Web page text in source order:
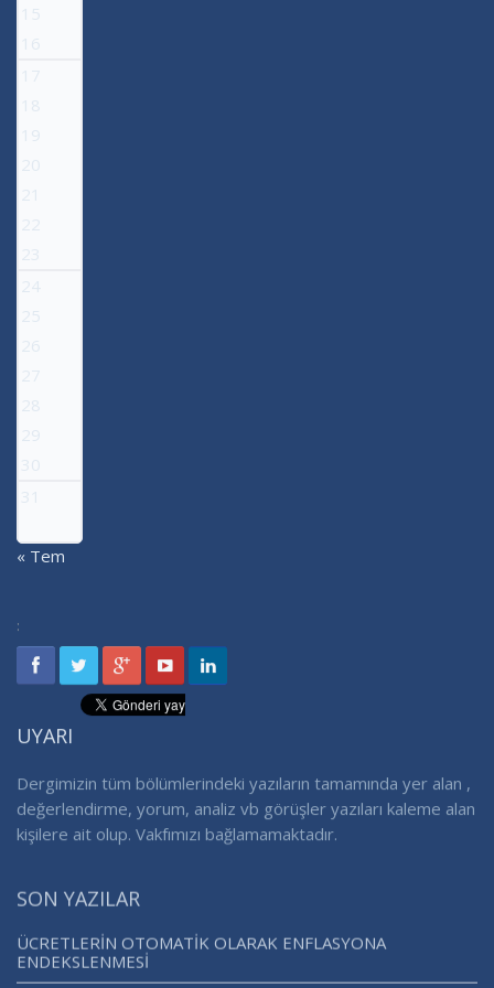
15
16
17
18
19
20
21
22
23
24
25
26
27
28
29
30
31
« Tem
:
UYARI
Dergimizin tüm bölümlerindeki yazıların tamamında yer alan ,
değerlendirme, yorum, analiz vb görüşler yazıları kaleme alan
kişilere ait olup. Vakfımızı bağlamamaktadır.
SON YAZILAR
ÜCRETLERİN OTOMATİK OLARAK ENFLASYONA
ENDEKSLENMESİ